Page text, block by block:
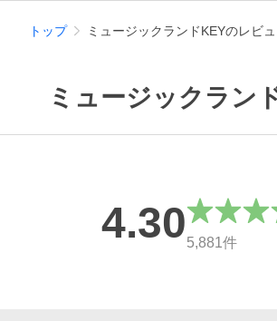
トップ ミュージックランドKEYのレビ
ミュージックラン
総合評価
4.305,881件